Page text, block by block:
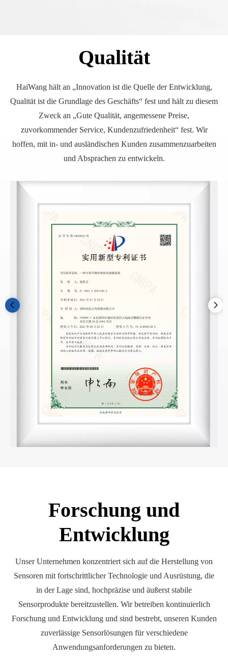
Qualität
HaiWang hält an „Innovation ist die Quelle der Entwicklung,
Qualität ist die Grundlage des Geschäfts“ fest und hält zu diesem
Zweck an „Gute Qualität, angemessene Preise,
zuvorkommender Service, Kundenzufriedenheit“ fest. Wir
hoffen, mit in- und ausländischen Kunden zusammenzuarbeiten
und Absprachen zu entwickeln.​​​​​​​
Forschung und
Entwicklung
Unser Unternehmen konzentriert sich auf die Herstellung von
Sensoren mit fortschrittlicher Technologie und Ausrüstung, die
in der Lage sind, hochpräzise und äußerst stabile
Sensorprodukte bereitzustellen. Wir betreiben kontinuierlich
Forschung und Entwicklung und sind bestrebt, unseren Kunden
zuverlässige Sensorlösungen für verschiedene
Anwendungsanforderungen zu bieten.